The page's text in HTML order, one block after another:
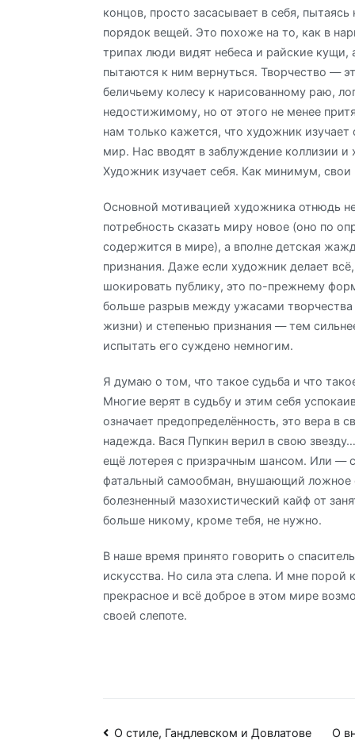
концов, просто засасывает в себя, пытаясь
порядок вещей. Это похоже на то, как в
трипах люди видят небеса и райские кущи,
пытаются к ним вернуться. Творчество —
беличьему колесу к нарисованному раю,
недостижимому, но от этого не менее
нам только кажется, что художник
мир. Нас вводят в заблуждение коллизии и
Художник изучает себя. Как минимум,
Основной мотивацией художника отнюдь
потребность сказать миру новое (оно по
содержится в мире), а вполне детская
признания. Даже если художник делает
шокировать публику, это по-прежнему
больше разрыв между ужасами творчества
жизни) и степенью признания — тем
испытать его суждено немногим.
Я думаю о том, что такое судьба и что
Многие верят в судьбу и этим себя
означает предопределённость, это вера в
надежда. Вася Пупкин верил в свою
ещё лотерея с призрачным шансом. Или —
фатальный самообман, внушающий ложное
болезненный мазохистический кайф от
больше никому, кроме тебя, не нужно.
В наше время принято говорить о
искусства. Но сила эта слепа. И мне порой
прекрасное и всё доброе в этом мире
своей слепоте.
Навигация
О стиле, Гандлевском и Довлатове О